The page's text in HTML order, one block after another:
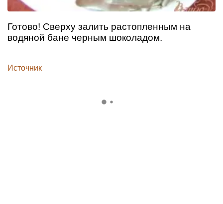
Готово! Сверху залить растопленным на
водяной бане черным шоколадом.
Источник